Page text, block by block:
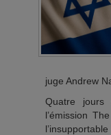
juge Andrew
Quatre jours
l’émission